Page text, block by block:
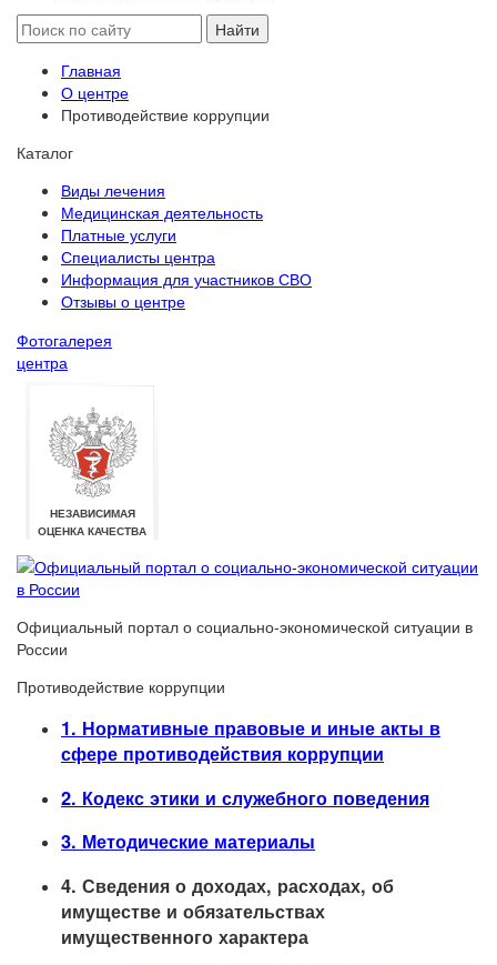
Главная
О центре
Противодействие коррупции
Каталог
Виды лечения
Медицинская деятельность
Платные услуги
Специалисты центра
Информация для участников СВО
Отзывы о центре
Фотогалерея
центра
Официальный портал о социально-экономической ситуации в
России
Противодействие коррупции
1. Нормативные правовые и иные акты в
сфере противодействия коррупции
2. Кодекс этики и служебного поведения
3. Методические материалы
4. Сведения о доходах, расходах, об
имуществе и обязательствах
имущественного характера